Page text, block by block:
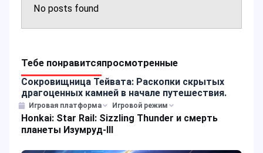
No posts found
Тебе понравитсяпросмотренные
Сокровищница Тейвата: Раскопки скрытых
драгоценных камней в начале путешествия.
Игровая платформа Игровой режим
Honkai: Star Rail: Sizzling Thunder и смерть
планеты Изумруд-III